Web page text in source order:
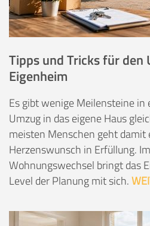
Tipps und Tricks für den
Eigenheim
Es gibt wenige Meilensteine in
Umzug in das eigene Haus
meisten Menschen geht damit
Herzenswunsch in Erfüllung.
Wohnungswechsel bringt das
Level der Planung mit sich.